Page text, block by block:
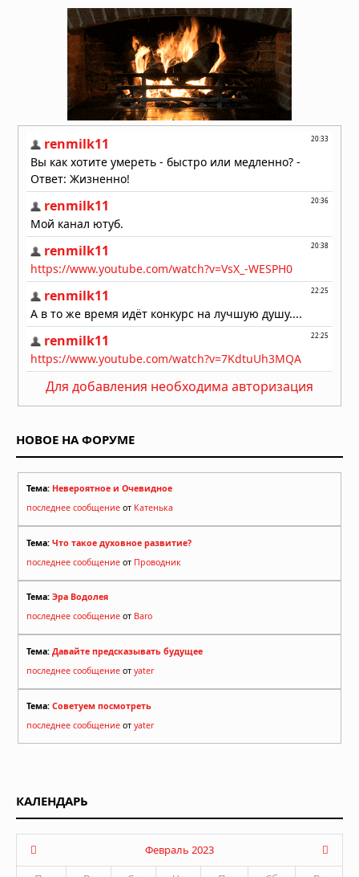
Для добавления необходима авторизация
НОВОЕ НА ФОРУМЕ
Тема: Невероятное и Очевидное
последнее сообщение от Катенька
Тема: Что такое духовное развитие?
последнее сообщение от Проводник
Тема: Эра Водолея
последнее сообщение от Baro
Тема: Давайте предсказывать будущее
последнее сообщение от yater
Тема: Советуем посмотреть
последнее сообщение от yater
КАЛЕНДАРЬ
Февраль 2023